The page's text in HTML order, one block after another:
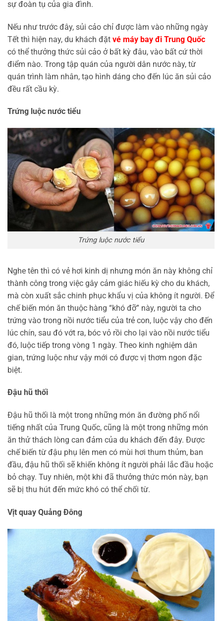
sự đoàn tụ của gia đình.
Nếu như trước đây, sủi cảo chỉ được làm vào những ngày
Tết thì hiện nay, du khách đặt vé máy bay đi Trung Quốc
có thể thưởng thức sủi cảo ở bất kỳ đâu, vào bất cứ thời
điểm nào. Trong tập quán của người dân nước này, từ
quán trình làm nhân, tạo hình dáng cho đến lúc ăn sủi cảo
đều rất cầu kỳ.
Trứng luộc nước tiểu
Trứng luộc nước tiểu
Nghe tên thì có vẻ hơi kinh dị nhưng món ăn này không chỉ
thành công trong việc gây cảm giác hiếu kỳ cho du khách,
mà còn xuất sắc chinh phục khẩu vị của không ít người. Để
chế biến món ăn thuộc hàng “khó đỡ” này, người ta cho
trứng vào trong nồi nước tiểu của trẻ con, luộc vậy cho đến
lúc chín, sau đó vớt ra, bóc vỏ rồi cho lại vào nồi nước tiểu
đó, luộc tiếp trong vòng 1 ngày. Theo kinh nghiệm dân
gian, trứng luộc như vậy mới có được vị thơm ngon đặc
biệt.
Đậu hũ thối
Đậu hũ thối là một trong những món ăn đường phố nổi
tiếng nhất của Trung Quốc, cũng là một trong những món
ăn thử thách lòng can đảm của du khách đến đây. Được
chế biến từ đậu phụ lên men có mùi hơi thum thủm, ban
đầu, đậu hũ thối sẽ khiến không ít người phải lắc đầu hoặc
bỏ chạy. Tuy nhiên, một khi đã thưởng thức món này, bạn
sẽ bị thu hút đến mức khó có thể chối từ.
Vịt quay Quảng Đông